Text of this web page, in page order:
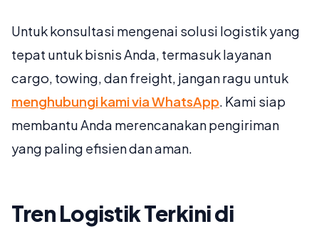
Untuk konsultasi mengenai solusi logistik yang
tepat untuk bisnis Anda, termasuk layanan
cargo, towing, dan freight, jangan ragu untuk
menghubungi kami via WhatsApp. Kami siap
membantu Anda merencanakan pengiriman
yang paling efisien dan aman.
Tren Logistik Terkini di